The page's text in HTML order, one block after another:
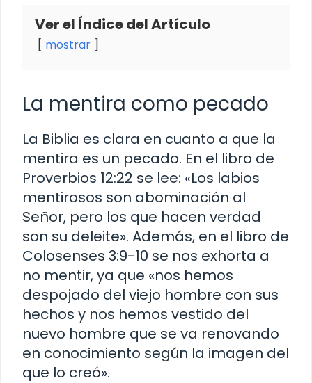
Ver el Índice del Artículo
mostrar
La mentira como pecado
La Biblia es clara en cuanto a que la
mentira es un pecado. En el libro de
Proverbios 12:22 se lee: «Los labios
mentirosos son abominación al
Señor, pero los que hacen verdad
son su deleite». Además, en el libro de
Colosenses 3:9-10 se nos exhorta a
no mentir, ya que «nos hemos
despojado del viejo hombre con sus
hechos y nos hemos vestido del
nuevo hombre que se va renovando
en conocimiento según la imagen del
que lo creó».